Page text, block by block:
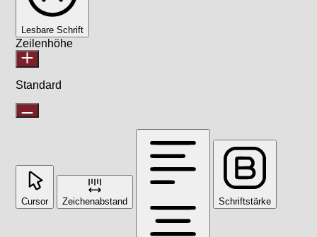
Lesbare Schrift
Zeilenhöhe
Standard
Cursor Zeichenabstand Schriftstärke